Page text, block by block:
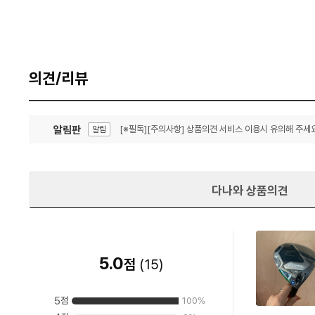
의견/리뷰
알림판 알림 [※필독][주의사항] 상품의견 서비스 이용시 유의해 주세
다나와 상품의견
5.0점 (15)
5점 100%